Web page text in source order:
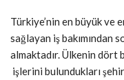
Türkiye’nin en büyük
sağlayan iş bakımından
almaktadır. Ülkenin dört
işlerini bulundukları